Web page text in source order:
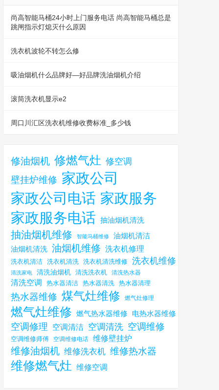
尚高智能马桶24小时上门服务电话 尚高智能马桶总是
跳闸指示灯熄灭什么原因
洗衣机波轮不转怎么修
吸油烟机什么品牌好—好品牌洗油烟机介绍
滚筒洗衣机显示e2
周口川汇区洗衣机维修收费标准_多少钱
修油烟机 修燃气灶 修空调
壁挂炉维修 家政公司
家政公司电话 家政服务
家政服务电话 抽油烟机清洗
抽油烟机维修 智能马桶维修
油烟机清洁
油烟机清洗 油烟机维修 洗衣机修理
洗衣机清洁 洗衣机清洗 洗衣机清洗维修 洗衣机维修
清洗家电 清洗油烟机 清洗洗衣机 清洗热水器
清洗空调 热水器清洁 热水器清洗 热水器清理
热水器维修 煤气灶维修 燃气灶修理
燃气灶维修 燃气热水器维修 电热水器维修
空调修理 空调清洁 空调清洗 空调维修
空调维修师傅 空调维修电话 维修壁挂炉
维修油烟机 维修洗衣机 维修热水器
维修燃气灶 维修空调